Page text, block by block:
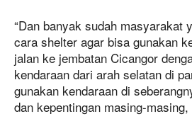
“Dan banyak sudah masyarakat
cara shelter agar bisa gunakan
jalan ke jembatan Cicangor
kendaraan dari arah selatan di
gunakan kendaraan di
dan kepentingan masing-masing,